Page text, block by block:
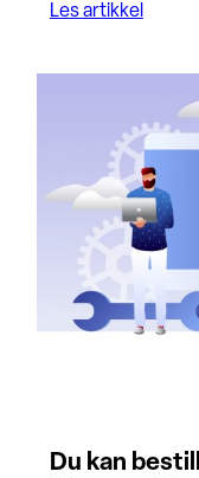
Les artikkel
Du kan